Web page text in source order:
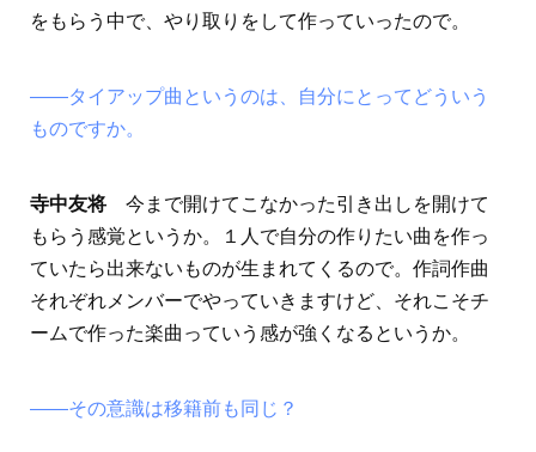
をもらう中で、やり取りをして作っていったので。
――タイアップ曲というのは、自分にとってどういう
ものですか。
寺中友将 今まで開けてこなかった引き出しを開けて
もらう感覚というか。１人で自分の作りたい曲を作っ
ていたら出来ないものが生まれてくるので。作詞作曲
それぞれメンバーでやっていきますけど、それこそチ
ームで作った楽曲っていう感が強くなるというか。
――その意識は移籍前も同じ？